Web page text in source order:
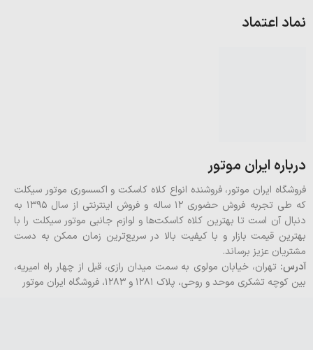
نماد اعتماد
درباره ایران موتور
فروشگاه ایران موتور، فروشنده انواع کلاه کاسکت و اکسسوری موتور سیکلت
که طی تجربه فروش حضوری 12 ساله و فروش اینترنتی از سال 1395 به
دنبال آن است تا بهترین کلاه کاسکت‌ها و لوازم جانبی موتور سیکلت را با
بهترین قیمت بازار و با کیفیت بالا در سریع‌ترین زمان ممکن به دست
مشتریان عزیز برساند.
آدرس: تهران، خیابان مولوی به سمت میدان رازی، قبل از چهار راه امیریه،
بین کوچه تشکری موحد و روحی، پلاک ۱۲۸۱ و ۱۲۸۳، فروشگاه ایران موتور